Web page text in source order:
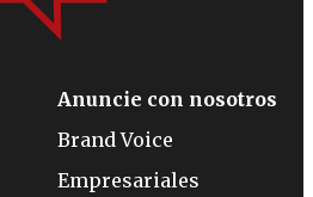
Anuncie con nosotros
Brand Voice
Empresariales